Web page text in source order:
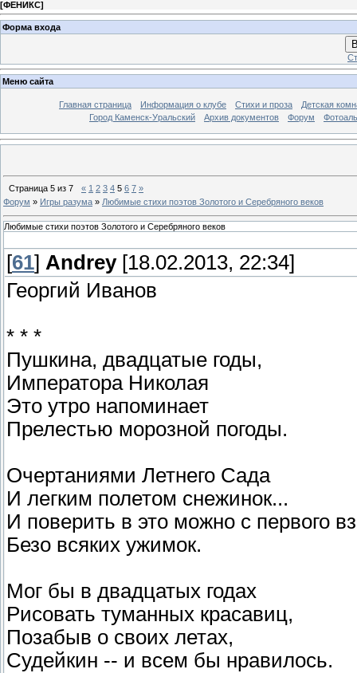
[ФЕНИКС]
Форма входа
Меню сайта
Главная страница Информация о клубе Стихи и проза
Детская
Город Каменск-Уральский
Архив документов Форум
Страница 5 из 7 « 1 2 3 4 5 6 7 »
Форум » Игры разума » Любимые стихи поэтов Золотого и Серебряного веков
Любимые стихи поэтов Золотого и Серебряного веков
[61] Andrey[18.02.2013, 22:34]
Георгий Иванов
* * *
Пушкина, двадцатые годы,
Императора Николая
Это утро напоминает
Прелестью морозной погоды.
Очертаниями Летнего Сада
И легким полетом снежинок...
И поверить в это можно с первого
Безо всяких ужимок.
Мог бы в двадцатых годах
Рисовать туманных красавиц,
Позабыв о своих летах,
Судейкин -- и всем бы нравилось.